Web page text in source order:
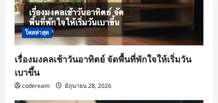
โพสล่าสุด
เรื่องมงคลเช้าวันอาทิตย์ จัดพื้นที่พักใจให้เริ่มวัน
เบาขึ้น
codeream มิถุนายน 28, 2026